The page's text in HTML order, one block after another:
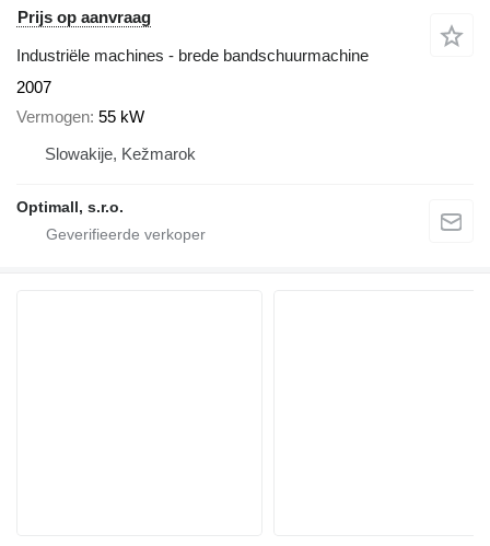
Prijs op aanvraag
Industriële machines - brede bandschuurmachine
2007
Vermogen 55 kW
Slowakije, Kežmarok
Optimall, s.r.o.